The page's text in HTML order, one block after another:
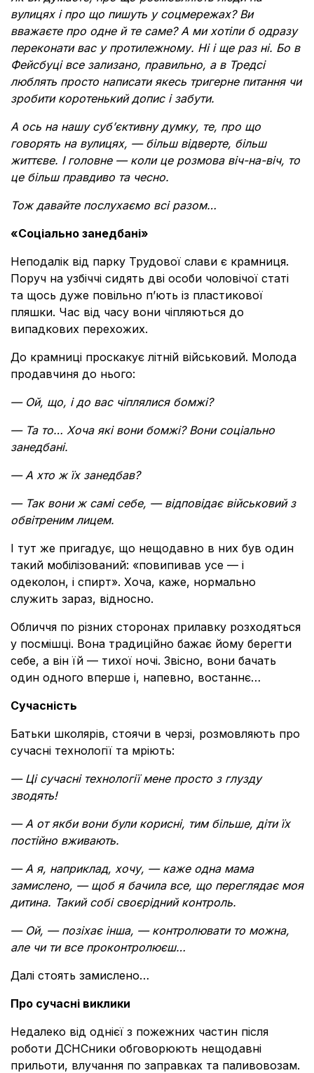
вулицях і про що пишуть у соцмережах? Ви
вважаєте про одне й те саме? А ми хотіли б одразу
переконати вас у протилежному. Ні і ще раз ні. Бо в
Фейсбуці все зализано, правильно, а в Тредсі
люблять просто написати якесь тригерне питання чи
зробити коротенький допис і забути.
А ось на нашу суб’єктивну думку, те, про що
говорять на вулицях, — більш відверте, більш
життєве. І головне — коли це розмова віч-на-віч, то
це більш правдиво та чесно.
Тож давайте послухаємо всі разом…
«Соціально занедбані»
Неподалік від парку Трудової слави є крамниця.
Поруч на узбіччі сидять дві особи чоловічої статі
та щось дуже повільно п’ють із пластикової
пляшки. Час від часу вони чіпляються до
випадкових перехожих.
До крамниці проскакує літній військовий. Молода
продавчиня до нього:
— Ой, що, і до вас чіплялися бомжі?
— Та то… Хоча які вони бомжі? Вони соціально
занедбані.
— А хто ж їх занедбав?
— Так вони ж самі себе, — відповідає військовий з
обвітреним лицем.
І тут же пригадує, що нещодавно в них був один
такий мобілізований: «повипивав усе — і
одеколон, і спирт». Хоча, каже, нормально
служить зараз, відносно.
Обличчя по різних сторонах прилавку розходяться
у посмішці. Вона традиційно бажає йому берегти
себе, а він їй — тихої ночі. Звісно, вони бачать
один одного вперше і, напевно, востаннє…
Сучасність
Батьки школярів, стоячи в черзі, розмовляють про
сучасні технології та мріють:
— Ці сучасні технології мене просто з глузду
зводять!
— А от якби вони були корисні, тим більше, діти їх
постійно вживають.
— А я, наприклад, хочу, — каже одна мама
замислено, — щоб я бачила все, що переглядає моя
дитина. Такий собі своєрідний контроль.
— Ой, — позіхає інша, — контролювати то можна,
але чи ти все проконтролюєш…
Далі стоять замислено…
Про сучасні виклики
Недалеко від однієї з пожежних частин після
роботи ДСНСники обговорюють нещодавні
прильоти, влучання по заправках та паливовозам.